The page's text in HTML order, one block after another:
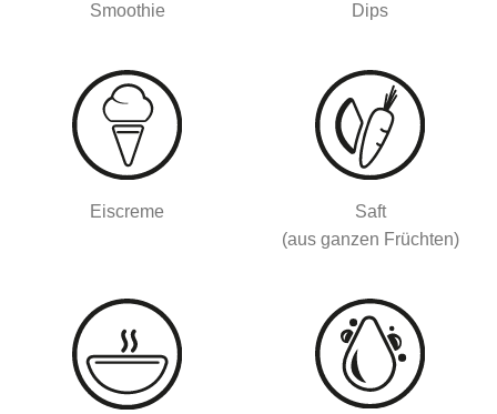
Smoothie Dips
Eiscreme
Saft
(aus ganzen Früchten)